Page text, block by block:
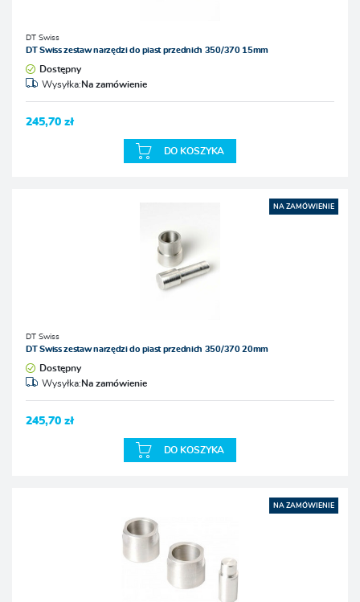
DT Swiss
DT Swiss zestaw narzędzi do piast przednich 350/370 15mm
Dostępny
Wysyłka:Na zamówienie
245,70 zł
DO KOSZYKA
NA ZAMÓWIENIE
DT Swiss
DT Swiss zestaw narzędzi do piast przednich 350/370 20mm
Dostępny
Wysyłka:Na zamówienie
245,70 zł
DO KOSZYKA
NA ZAMÓWIENIE